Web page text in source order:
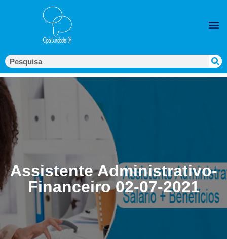
Assistente Administrativo-
Financeiro 02-07-2021